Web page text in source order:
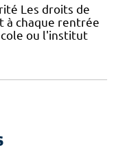
Les droits de
à chaque rentrée
ou l'institut